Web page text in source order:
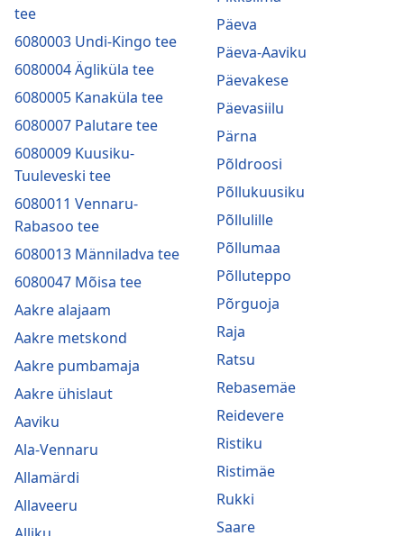
tee
6080003 Undi-Kingo tee
6080004 Ägliküla tee
6080005 Kanaküla tee
6080007 Palutare tee
6080009 Kuusiku-
Tuuleveski tee
6080011 Vennaru-
Rabasoo tee
6080013 Männiladva tee
6080047 Mõisa tee
Aakre alajaam
Aakre metskond
Aakre pumbamaja
Aakre ühislaut
Aaviku
Ala-Vennaru
Allamärdi
Allaveeru
Päeva
Päeva-Aaviku
Päevakese
Päevasiilu
Pärna
Põldroosi
Põllukuusiku
Põllulille
Põllumaa
Põlluteppo
Põrguoja
Raja
Ratsu
Rebasemäe
Reidevere
Ristiku
Ristimäe
Rukki
Saare